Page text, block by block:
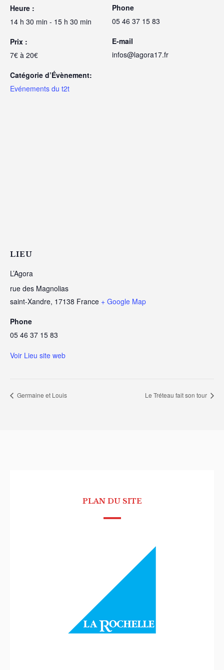
Heure :
14 h 30 min - 15 h 30 min
Prix :
7€ à 20€
Catégorie d’Évènement:
Evénements du t2t
Phone
05 46 37 15 83
E-mail
infos@lagora17.fr
LIEU
L’Agora
rue des Magnolias
saint-Xandre, 17138 France + Google Map
Phone
05 46 37 15 83
Voir Lieu site web
Germaine et Louis Le Tréteau fait son tour
PLAN DU SITE